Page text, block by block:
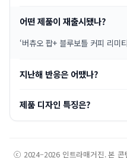
어떤 제품이 재출시됐나?
‘버츄오 팝+ 블루보틀 커피 리미
지난해 반응은 어땠나?
제품 디자인 특징은?
ⓒ 2024–2026 인트라매거진. 본 콘